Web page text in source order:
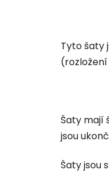
Tyto šaty
Šaty mají
jsou
Šaty jsou